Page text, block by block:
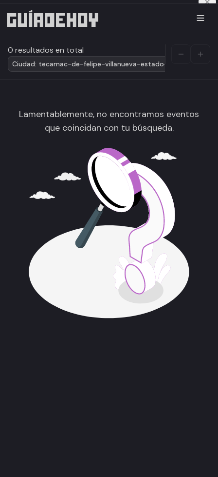
0 resultados en total
Ciudad: tecamac-de-felipe-villanueva-estado-de-mexico-9
Lamentablemente, no encontramos eventos
que coincidan con tu búsqueda.